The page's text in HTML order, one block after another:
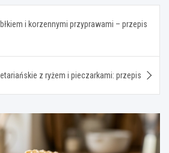
i korzennymi przyprawami – przepis
z ryżem i pieczarkami: przepis